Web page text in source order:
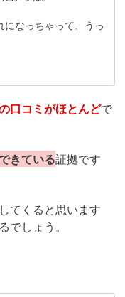
なっちゃって、うっ
口コミがほとんどで
きている証拠です
てくると思います
でしょう。